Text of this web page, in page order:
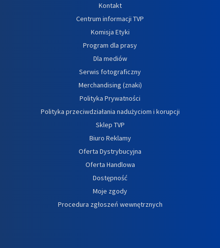
Kontakt
Centrum informacji TVP
Komisja Etyki
Program dla prasy
Dla mediów
Serwis fotograficzny
Merchandising (znaki)
Polityka Prywatności
Polityka przeciwdziałania nadużyciom i korupcji
Sklep TVP
Biuro Reklamy
Oferta Dystrybucyjna
Oferta Handlowa
Dostępność
Moje zgody
Procedura zgłoszeń wewnętrznych